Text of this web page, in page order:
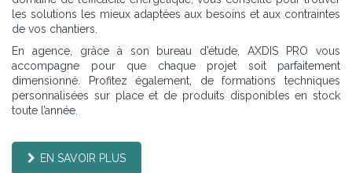
les solutions les mieux adaptées aux besoins et aux contraintes
de vos chantiers.
En agence, grâce à son bureau d’étude, AXDIS PRO vous
accompagne pour que chaque projet soit parfaitement
dimensionné. Profitez également, de formations techniques
personnalisées sur place et de produits disponibles en stock
toute l’année.
EN SAVOIR PLUS